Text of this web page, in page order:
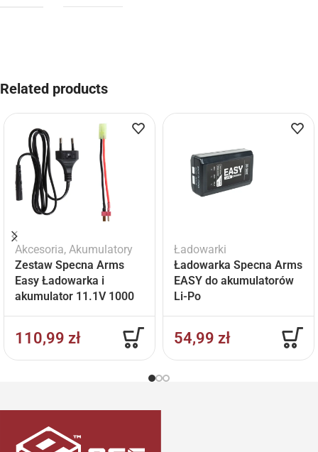
Related products
Akcesoria, Akumulatory
Zestaw Specna Arms
Easy Ładowarka i
akumulator 11.1V 1000
110,99 zł
Ładowarki
Ładowarka Specna Arms
EASY do akumulatorów
Li-Po
54,99 zł